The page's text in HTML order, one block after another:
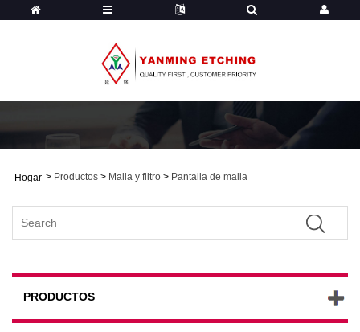
Hogar > Productos > Malla y filtro > Pantalla de malla
PRODUCTOS